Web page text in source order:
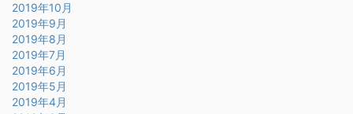
2019年10月
2019年9月
2019年8月
2019年7月
2019年6月
2019年5月
2019年4月